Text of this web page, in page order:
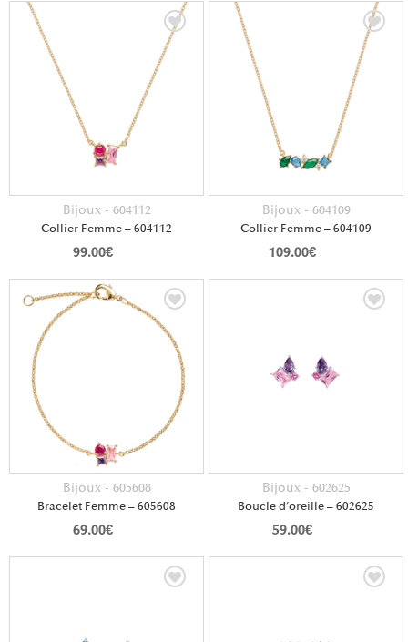
Bijoux - 604112
Collier Femme – 604112
99.00€
Bijoux - 604109
Collier Femme – 604109
109.00€
Bijoux - 605608
Bracelet Femme – 605608
69.00€
Bijoux - 602625
Boucle d’oreille – 602625
59.00€